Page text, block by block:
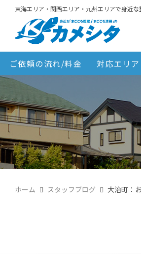
東海エリア・関西エリア・九州エリアで身近
ご依頼の流れ/料金 対応エリア
ホーム スタッフブログ 大治町：